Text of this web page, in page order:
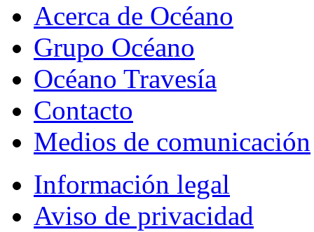
Acerca de Océano
Grupo Océano
Océano Travesía
Contacto
Medios de comunicación
Información legal
Aviso de privacidad